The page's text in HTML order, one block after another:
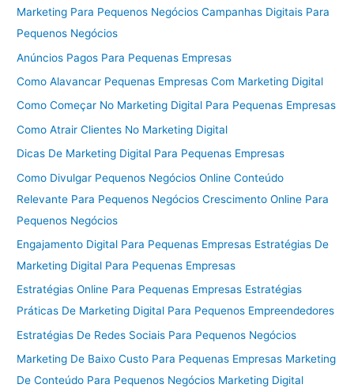
Marketing Para Pequenos Negócios Campanhas Digitais Para
Pequenos Negócios
Anúncios Pagos Para Pequenas Empresas
Como Alavancar Pequenas Empresas Com Marketing Digital
Como Começar No Marketing Digital Para Pequenas Empresas
Como Atrair Clientes No Marketing Digital
Dicas De Marketing Digital Para Pequenas Empresas
Como Divulgar Pequenos Negócios Online Conteúdo
Relevante Para Pequenos Negócios Crescimento Online Para
Pequenos Negócios
Engajamento Digital Para Pequenas Empresas Estratégias De
Marketing Digital Para Pequenas Empresas
Estratégias Online Para Pequenas Empresas Estratégias
Práticas De Marketing Digital Para Pequenos Empreendedores
Estratégias De Redes Sociais Para Pequenos Negócios
Marketing De Baixo Custo Para Pequenas Empresas Marketing
De Conteúdo Para Pequenos Negócios Marketing Digital